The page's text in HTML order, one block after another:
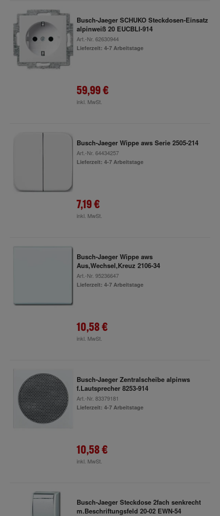
Busch-Jaeger SCHUKO Steckdosen-Einsatz
alpinweiß 20 EUCBLI-914
Art.-Nr. 62630944
Lieferzeit: 4-7 Arbeitstage
59,99 €
inkl. MwSt.
Busch-Jaeger Wippe aws Serie 2505-214
Art.-Nr. 64434257
Lieferzeit: 4-7 Arbeitstage
7,19 €
inkl. MwSt.
Busch-Jaeger Wippe aws
Aus,Wechsel,Kreuz 2106-34
Art.-Nr. 95236647
Lieferzeit: 4-7 Arbeitstage
10,58 €
inkl. MwSt.
Busch-Jaeger Zentralscheibe alpinws
f.Lautsprecher 8253-914
Art.-Nr. 83379181
Lieferzeit: 4-7 Arbeitstage
10,58 €
inkl. MwSt.
Busch-Jaeger Steckdose 2fach senkrecht
m.Beschriftungsfeld 20-02 EWN-54